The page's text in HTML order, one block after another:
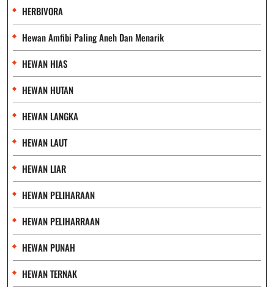
HERBIVORA
Hewan Amfibi Paling Aneh Dan Menarik
HEWAN HIAS
HEWAN HUTAN
HEWAN LANGKA
HEWAN LAUT
HEWAN LIAR
HEWAN PELIHARAAN
HEWAN PELIHARRAAN
HEWAN PUNAH
HEWAN TERNAK